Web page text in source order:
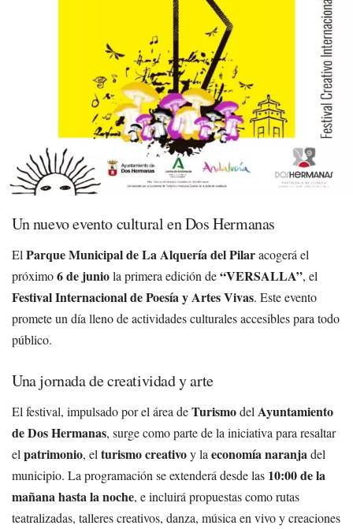
Un nuevo evento cultural en Dos Hermanas
El Parque Municipal de La Alquería del Pilaracogerá el
próximo6 de juniola primera edición de“VERSALLA”, el
Festival Internacional de Poesía y Artes Vivas. Este evento
promete un día lleno de actividades culturales accesibles para todo
público.
Una jornada de creatividad y arte
El festival, impulsado por el área deTurismodel Ayuntamiento
de Dos Hermanas, surge como parte de la iniciativa para resaltar
el patrimonio, el turismo creativoy la economía naranja del
municipio. La programación se extenderá desde las 10:00 de la
mañana hasta la noche, e incluirá propuestas como rutas
teatralizadas, talleres creativos, danza, música en vivo y creaciones